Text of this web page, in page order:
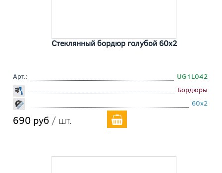
Стеклянный бордюр голубой 60x2
Арт.:
UG1L042
Бордюры
60x2
690 руб / шт.